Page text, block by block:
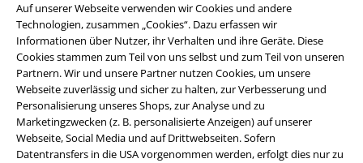
Auf unserer Webseite verwenden wir Cookies und andere
Technologien, zusammen „Cookies“. Dazu erfassen wir
Informationen über Nutzer, ihr Verhalten und ihre Geräte. Diese
Cookies stammen zum Teil von uns selbst und zum Teil von unseren
Partnern. Wir und unsere Partner nutzen Cookies, um unsere
Webseite zuverlässig und sicher zu halten, zur Verbesserung und
Personalisierung unseres Shops, zur Analyse und zu
Marketingzwecken (z. B. personalisierte Anzeigen) auf unserer
Webseite, Social Media und auf Drittwebseiten. Sofern
Datentransfers in die USA vorgenommen werden, erfolgt dies nur zu
-40%
Exklusiv
UVP49,99 €
29,99 €
% Abnehmbare Teile
ab52,99 €